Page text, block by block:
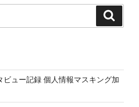
ビュー記録 個人情報マスキング加